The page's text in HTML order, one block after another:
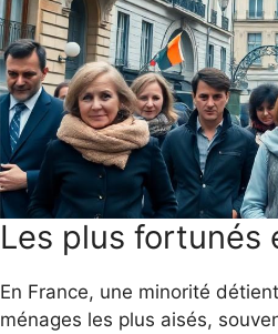
Les plus fortunés
En France, une minorité
ménages les plus aisés,